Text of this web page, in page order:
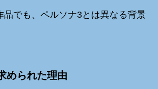
品でも、ペルソナ3とは異なる背景
められた理由